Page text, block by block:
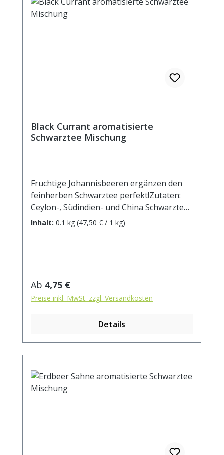
Black Currant aromatisierte
Schwarztee Mischung
Fruchtige Johannisbeeren ergänzen den
feinherben Schwarztee perfekt!Zutaten:
Ceylon-, Südindien- und China Schwarztee,
Aroma, schwarze Johannisbeerblätter,
Inhalt: 0.1 kg (47,50 € / 1 kg)
Regulärer Preis:
Ab 4,75 €
Preise inkl. MwSt. zzgl. Versandkosten
Details